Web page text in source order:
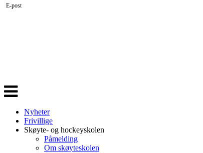
Veksle
navigasjon
Nyheter
Frivillige
Skøyte- og hockeyskolen
Påmelding
Om skøyteskolen
E-post